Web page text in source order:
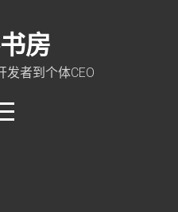
房
发者到个体CEO